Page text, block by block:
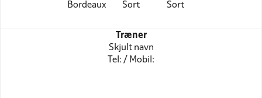
Bordeaux Sort Sort
Træner
Skjult navn
Tel: / Mobil: